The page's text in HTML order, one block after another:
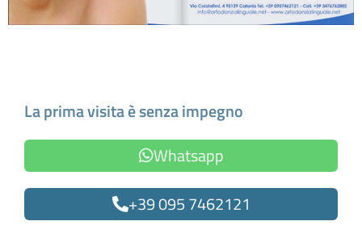
La prima visita è senza impegno
Whatsapp
+39 095 7462121